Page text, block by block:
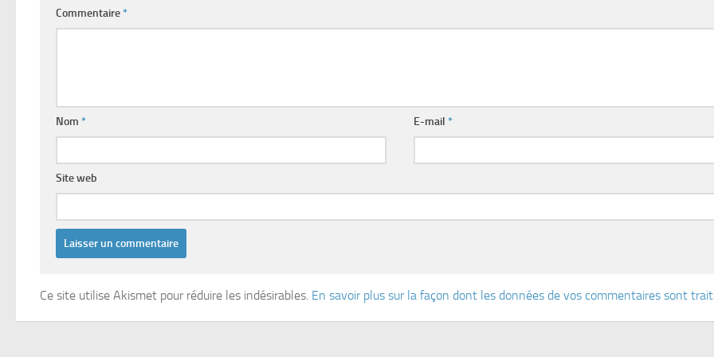
Commentaire*
Nom * E-mail*
Site web
Ce site utilise Akismet pour réduire les indésirables. En savoir plus sur la façon dont les données de vos commentaires sont